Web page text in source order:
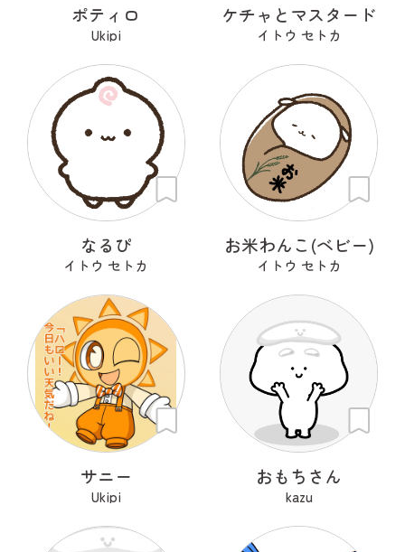
ポティロ
Ukipi
ケチャとマスタード
イトウ セトカ
なるぴ
イトウ セトカ
お米わんこ(ベビー)
イトウ セトカ
サニー
Ukipi
おもちさん
kazu